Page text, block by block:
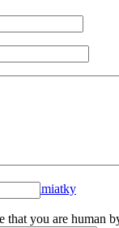
pamiatky
that you are human